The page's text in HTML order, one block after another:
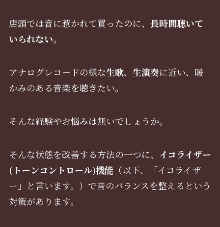
店頭では音に惹かれて買ったのに、 長時間聴いて
いられない。
アナログレコードの様な生歌、 生演奏に近い、暖
かみのある音楽を聴きたい。
そんな経験やお悩みは無いでしょうか。
そんな状態を改善する方法の一つに、 イコライザー
(トーンコントロール)機能 （以下、「イコライザ
ー」と言います。）で音のバランスを整えるという
対策があります。